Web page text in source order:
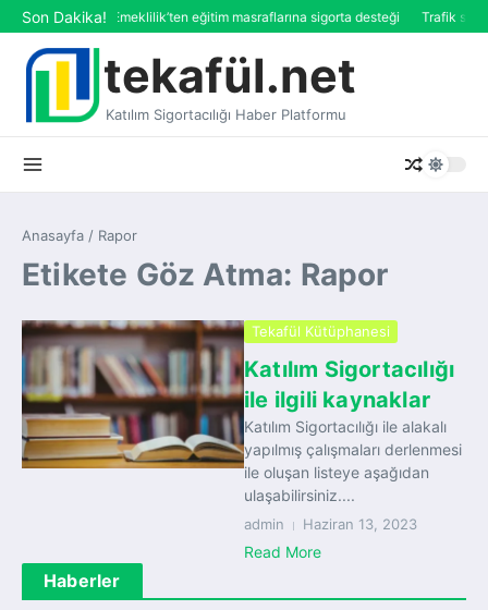
İçeriğe atla
Son Dakika!Katılım Emeklilik’ten eğitim masraflarına sigorta desteği Trafik
tekafül.net
Katılım Sigortacılığı Haber Platformu
Anasayfa / Rapor
Etikete Göz Atma: Rapor
Tekafül Kütüphanesi
Katılım Sigortacılığı
ile ilgili kaynaklar
Katılım Sigortacılığı ile alakalı
yapılmış çalışmaları derlenmesi
ile oluşan listeye aşağıdan
ulaşabilirsiniz....
admin Haziran 13, 2023
Read More
Haberler